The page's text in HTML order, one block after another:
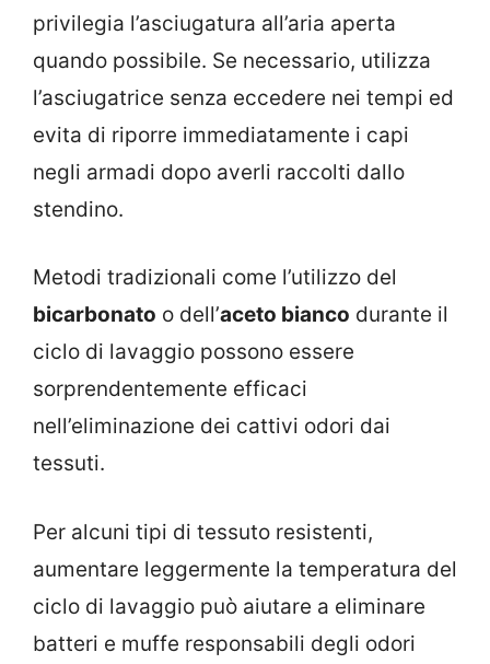
privilegia l’asciugatura all’aria aperta
quando possibile. Se necessario, utilizza
l’asciugatrice senza eccedere nei tempi ed
evita di riporre immediatamente i capi
negli armadi dopo averli raccolti dallo
stendino.
Metodi tradizionali come l’utilizzo del
bicarbonato o dell’aceto bianco durante il
ciclo di lavaggio possono essere
sorprendentemente efficaci
nell’eliminazione dei cattivi odori dai
tessuti.
Per alcuni tipi di tessuto resistenti,
aumentare leggermente la temperatura del
ciclo di lavaggio può aiutare a eliminare
batteri e muffe responsabili degli odori